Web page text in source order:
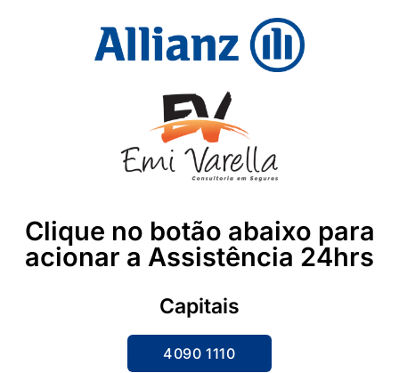
Clique no botão abaixo para
acionar a Assistência 24hrs
Capitais
4090 1110